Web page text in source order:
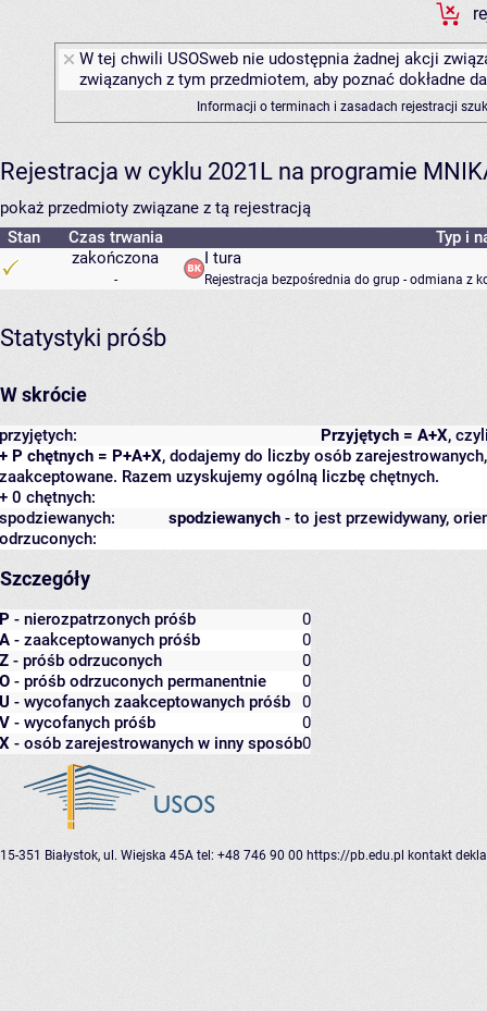
W tej chwili USOSweb nie udostępnia żadnej akcji
związanych z tym przedmiotem, aby poznać dokładne
Informacji o terminach i zasadach rejestracji
Rejestracja w cyklu 2021L na programie
pokaż przedmioty związane z tą rejestracją
Stan
Czas trwania
Typ i
zakończona
-
I tura
Rejestracja bezpośrednia do grup - odmiana z
Statystyki próśb
W skrócie
Przyjętych = A+X,
przyjętych:
+ P chętnych = P+A+X, dodajemy do liczby osób
zaakceptowane. Razem uzyskujemy ogólną liczbę chętnych.
+ 0 chętnych:
spodziewanych - to jest przewidywany,
spodziewanych:
odrzuconych:
Szczegóły
P - nierozpatrzonych próśb
0
A - zaakceptowanych próśb
0
Z - próśb odrzuconych
0
O - próśb odrzuconych permanentnie
0
U - wycofanych zaakceptowanych próśb
0
V - wycofanych próśb
0
X - osób zarejestrowanych w inny sposób0
15-351 Białystok, ul. Wiejska 45A tel: +48 746 90 00 https://pb.edu.pl kontakt